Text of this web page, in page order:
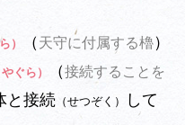
） （ 天守に付属する櫓）
ぐら） （接続することを
と接続 （せつぞく）
して